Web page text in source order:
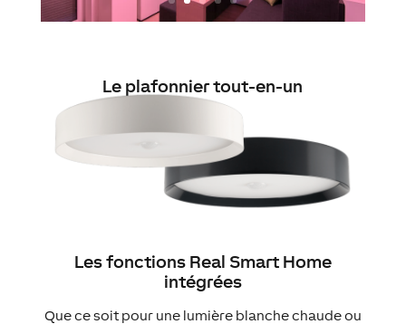
Le plafonnier tout-en-un
Les fonctions Real Smart Home
intégrées
Que ce soit pour une lumière blanche chaude ou